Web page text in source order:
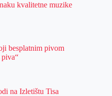
kvalitetne muzike
besplatnim pivom
na Izletištu Tisa